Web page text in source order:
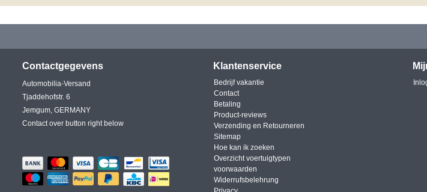
Contactgegevens
Automobilia-Versand
Tjaddehofstr. 6
Jemgum, GERMANY
Contact over button right below
Klantenservice
Bedrijf vakantie
Contact
Betaling
Product-reviews
Verzending en Retourneren
Sitemap
Hoe kan ik zoeken
Overzicht voertuigtypen
voorwaarden
Widerrufsbelehrung